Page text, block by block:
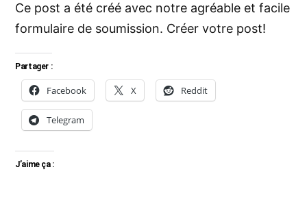
Ce post a été créé avec notre agréable et facile
formulaire de soumission. Créer votre post!
Partager :
Facebook X Reddit
Telegram
J’aime ça :